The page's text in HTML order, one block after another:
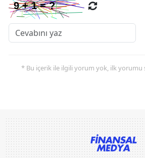
* Bu içerik ile ilgili yorum yok, ilk yorumu